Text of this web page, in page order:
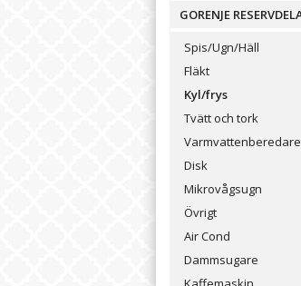
GORENJE
Spis/Ugn/Häll
Fläkt
Kyl/frys
Tvätt och tork
Varmvattenberedare
Disk
Mikrovågsugn
Övrigt
Air Cond
Dammsugare